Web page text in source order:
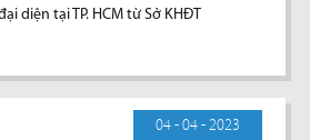
diện tại TP. HCM từ Sở KHĐT
04 - 04 - 2023